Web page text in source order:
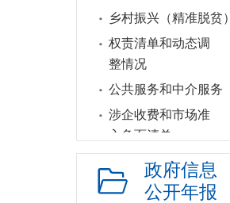
乡村振兴（精准脱贫）
权责清单和动态调
整情况
公共服务和中介服务
涉企收费和市场准
入负面清单
行政权力运行
“双随机一公开”
政府信息
公开年报